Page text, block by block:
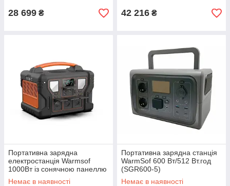
28 699 ₴ 42 216 ₴
Портативна зарядна
електростанція Warmsof
1000Вт із сонячною панеллю
120Вт
Немає в наявності
Портативна зарядна станція
WarmSof 600 Вт/512 Вт.год
(SGR600-5)
Немає в наявності